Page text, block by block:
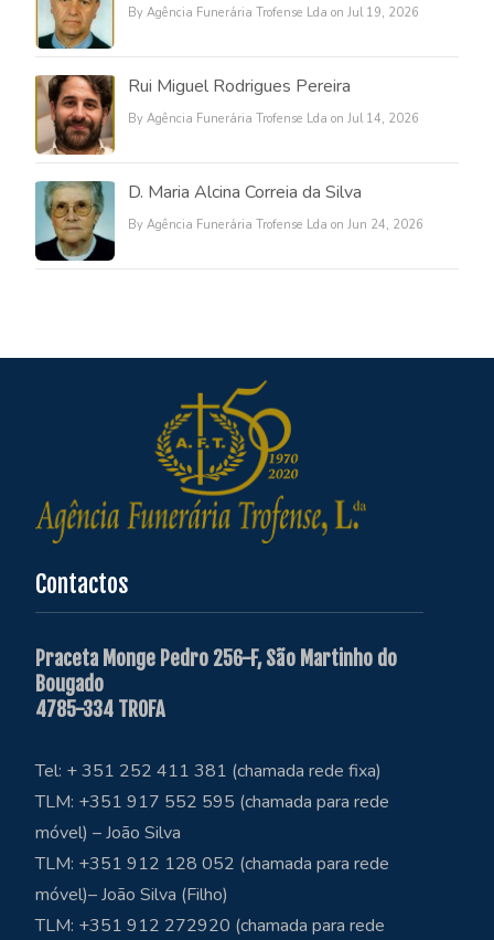
By Agência Funerária Trofense Lda on Jul 19, 2026
Rui Miguel Rodrigues Pereira
By Agência Funerária Trofense Lda on Jul 14, 2026
D. Maria Alcina Correia da Silva
By Agência Funerária Trofense Lda on Jun 24, 2026
Contactos
Praceta Monge Pedro 256-F, São Martinho do
Bougado
4785-334 TROFA
Tel: + 351 252 411 381 (chamada rede fixa)
TLM: +351 917 552 595 (chamada para rede
móvel) – João Silva
TLM: +351 912 128 052 (chamada para rede
móvel)– João Silva (Filho)
TLM: +351 912 272920 (chamada para rede